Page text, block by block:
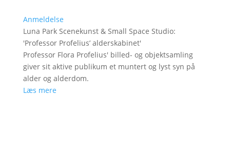
Anmeldelse
Luna Park Scenekunst & Small Space Studio:
'Professor Profelius’ alderskabinet'
Professor Flora Profelius' billed- og objektsamling
giver sit aktive publikum et muntert og lyst syn på
alder og alderdom.
Læs mere